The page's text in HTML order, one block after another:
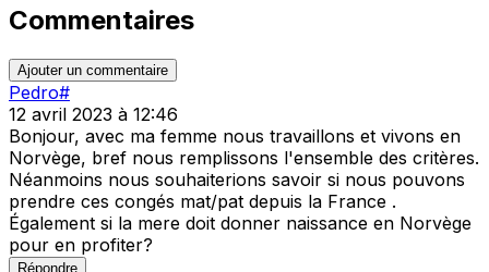
Commentaires
Ajouter un commentaire
Pedro#
12 avril 2023 à 12:46
Bonjour, avec ma femme nous travaillons et vivons en
Norvège, bref nous remplissons l'ensemble des critères.
Néanmoins nous souhaiterions savoir si nous pouvons
prendre ces congés mat/pat depuis la France .
Également si la mere doit donner naissance en Norvège
pour en profiter?
Répondre